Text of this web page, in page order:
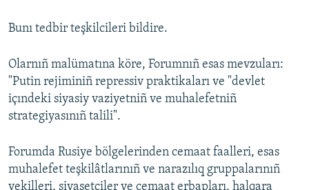
FİKİR
Русский
Українською
Bunı tedbir teşkilcileri bildire.
Olarnıñ malümatına köre, Forumnıñ esas mevzuları:
"Putin rejiminiñ repressiv praktikaları ve "devlet
içındeki siyasiy vaziyetniñ ve muhalefetniñ
strategiyasınıñ talili".
Forumda Rusiye bölgelerinden cemaat faalleri, esas
muhalefet teşkilâtlarınıñ ve narazılıq gruppalarınıñ
vekilleri, siyasetçiler ve cemaat erbapları, halqara